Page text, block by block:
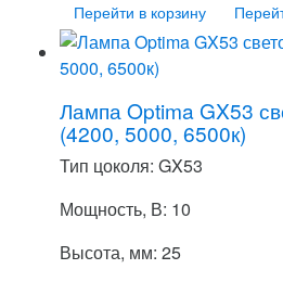
Перейти в корзину
Лампа Optima GX53
(4200, 5000, 6500к)
Тип цоколя: GX53
Мощность, В: 10
Высота, мм: 25